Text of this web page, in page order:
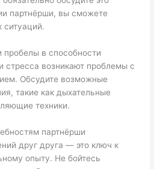
партнёрши, вы сможете
ситуаций.
пробелы в способности
стресса возникают проблемы с
Обсудите возможные
такие как дыхательные
техники.
партнёрши
друг друга — это ключ к
опыту. Не бойтесь